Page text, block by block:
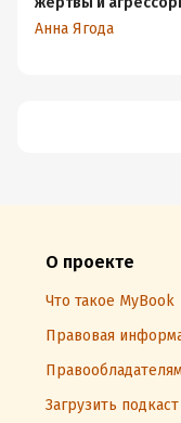
Анна Ягода
О проекте
Что такое MyBook
Правовая
Загрузить